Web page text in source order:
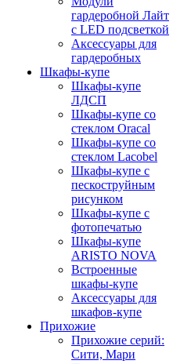
гардеробной Лайт
с LED подсветкой
Аксессуары для
гардеробных
Шкафы-купе
Шкафы-купе
ЛДСП
Шкафы-купе со
стеклом Oracal
Шкафы-купе со
стеклом Lacobel
Шкафы-купе с
пескоструйным
рисунком
Шкафы-купе с
фотопечатью
Шкафы-купе
ARISTO NOVA
Встроенные
шкафы-купе
Аксессуары для
шкафов-купе
Прихожие
Прихожие серий:
Сити, Мари